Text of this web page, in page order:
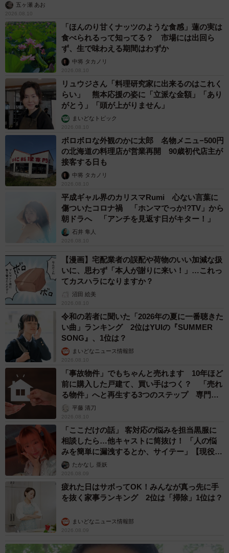
五ヶ瀬 あお
2026.08.10
「ほんのり甘くナッツのような食感」蓮の実は
食べられるって知ってる？ 市場には出回ら
ず、生で味わえる期間はわずか
中将 タカノリ
2026.08.10
リュウジさん「料理研究家に出来るのはこれく
らい」 熊本応援の姿に「立派な金額」「あり
がとう」「頭が上がりません」
まいどなトピック
2026.08.10
ボロボロな外観のかに太郎 名物メニュ−500円
の北海道の料理店が営業再開 90歳初代店主が
接客する日も
中将 タカノリ
2026.08.10
平成ギャル界のカリスマRumi 心ない言葉に
傷ついたコロナ禍 「ホンマでっか!?TV」から
朝ドラへ 「アンチを見返す日がキター！」
石井 隼人
2026.08.10
【漫画】宅配業者の誤配や荷物のいい加減な扱
いに、思わず「本人が謝りに来い！」…これっ
てカスハラになりますか？
沼田 絵美
2026.08.10
令和の若者に聞いた「2026年の夏に一番聴きた
い曲」ランキング 2位はYUIの『SUMMER
SONG』、1位は？
まいどなニュース情報部
2026.08.10
「事故物件」でもちゃんと売れます 10年ほど
前に購入した戸建て、買い手はつく？ 「売れ
る物件」へと再生する3つのステップ 専門家
が解説平藤 清刀
2026.08.10
「ここだけの話」 客対応の悩みを担当黒服に
相談したら…他キャストに筒抜け！ 「人の悩
みを簡単に漏洩するとか、サイテー」【現役キ
ャストに取材】
たかなし 亜妖
2026.08.09
疲れた日はサボってOK！みんなが真っ先に手
を抜く家事ランキング 2位は「掃除」1位は？
まいどなニュース情報部
2026.08.09